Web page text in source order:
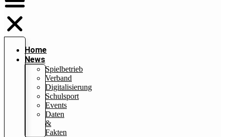
Home
News
Spielbetrieb
Verband
Digitalisierung
Schulsport
Events
Daten
&
Fakten